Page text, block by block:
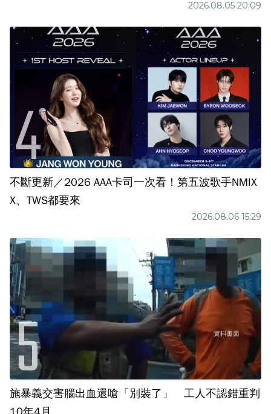
2026.08.05 20:09
不斷更新／2026 AAA卡司一次看！第五波歌手NMIX
X、TWS都要來
2026.08.06 15:29
施暴義交害腦出血還嗆「別裝了」 工人不認錯重判